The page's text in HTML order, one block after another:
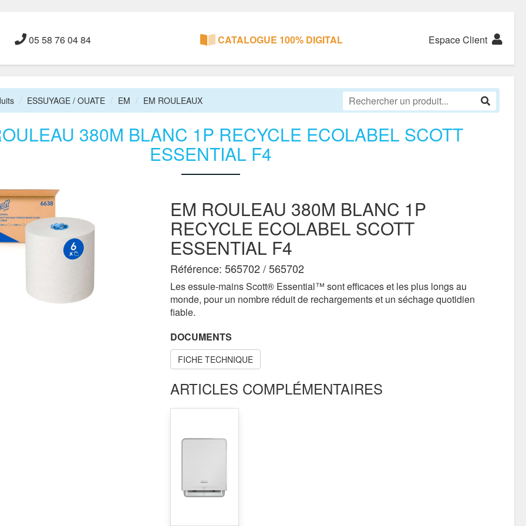
05 58 76 04 84 CATALOGUE 100% DIGITAL Espace Client
ESSUYAGE / OUATE EM EM ROULEAUX
380M BLANC 1P RECYCLE ECOLABEL SCOTT
ESSENTIAL F4
EM ROULEAU 380M BLANC 1P
RECYCLE ECOLABEL SCOTT
ESSENTIAL F4
Référence: 565702 / 565702
Les essuie-mains Scott® Essential™ sont efficaces et les plus longs au
monde, pour un nombre réduit de rechargements et un séchage quotidien
fiable.
DOCUMENTS
FICHE TECHNIQUE
ARTICLES COMPLÉMENTAIRES